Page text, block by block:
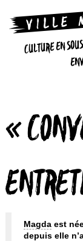
CULTURE EN
«
Magdaest
depuis elle